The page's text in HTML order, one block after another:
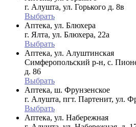
г. Алушта, ул. Горького д. 8в
Выбрать
Аптека, ул. Блюхера
г. Ялта, ул. Блюхера, 22а
Выбрать
Аптека, ул. Алуштинская
Симферопольский р-н, с.
д. 86
Выбрать
Аптека, ш. Фрунзенское
г. Алушта, пгт. Партенит, ул.
Выбрать
Аптека, ул. Набережная